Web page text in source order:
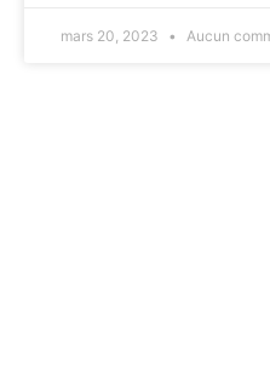
mars 20, 2023 Aucun